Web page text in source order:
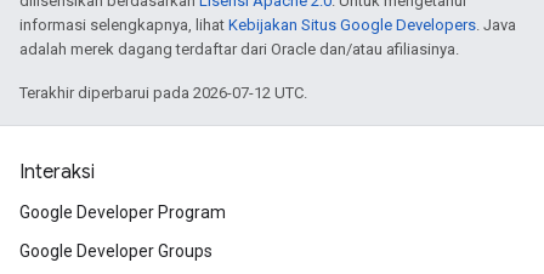
informasi selengkapnya, lihat Kebijakan Situs Google Developers. Java
adalah merek dagang terdaftar dari Oracle dan/atau afiliasinya.
Terakhir diperbarui pada 2026-07-12 UTC.
Interaksi
Google Developer Program
Google Developer Groups